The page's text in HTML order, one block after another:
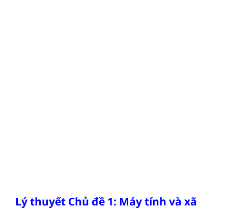
Lý thuyết Chủ đề 1: Máy tính và xã